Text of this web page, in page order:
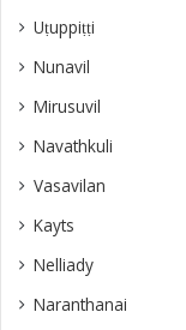
Uṭuppiṭṭi
Nunavil
Mirusuvil
Navathkuli
Vasavilan
Kayts
Nelliady
Naranthanai